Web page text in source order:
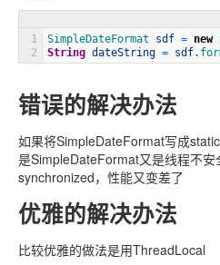
1
2
SimpleDateFormat sdf = new
String dateString = sdf.
错误的解决办法
如果将SimpleDateFormat写成
是SimpleDateFormat又是线程不
synchronized，性能又变差了
优雅的解决办法
比较优雅的做法是用ThreadLocal